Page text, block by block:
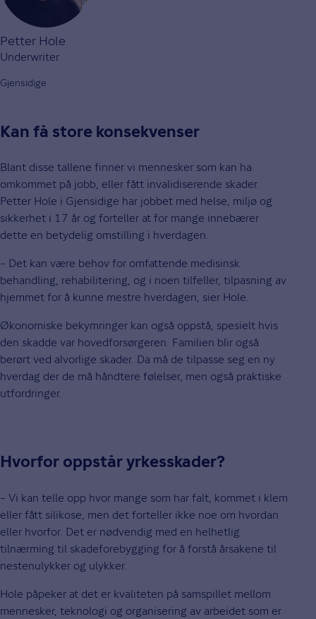
Petter Hole
Underwriter
Gjensidige
Kan få store konsekvenser
Blant disse tallene finner vi mennesker som kan ha
omkommet på jobb, eller fått invalidiserende skader.
Petter Hole i Gjensidige har jobbet med helse, miljø og
sikkerhet i 17 år og forteller at for mange innebærer
dette en betydelig omstilling i hverdagen.
– Det kan være behov for omfattende medisinsk
behandling, rehabilitering, og i noen tilfeller, tilpasning av
hjemmet for å kunne mestre hverdagen, sier Hole.
Økonomiske bekymringer kan også oppstå, spesielt hvis
den skadde var hovedforsørgeren. Familien blir også
berørt ved alvorlige skader. Da må de tilpasse seg en ny
hverdag der de må håndtere følelser, men også praktiske
utfordringer.
Hvorfor oppstår yrkesskader?
– Vi kan telle opp hvor mange som har falt, kommet i klem
eller fått silikose, men det forteller ikke noe om hvordan
eller hvorfor. Det er nødvendig med en helhetlig
tilnærming til skadeforebygging for å forstå årsakene til
nestenulykker og ulykker.
Hole påpeker at det er kvaliteten på samspillet mellom
mennesker, teknologi og organisering av arbeidet som er